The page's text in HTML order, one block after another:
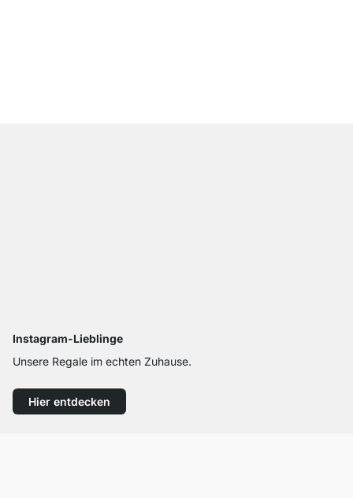
Instagram-Lieblinge
Unsere Regale im echten Zuhause.
Hier entdecken